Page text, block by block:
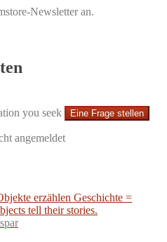
Newsletter an.
you seek Eine Frage stellen
angemeldet